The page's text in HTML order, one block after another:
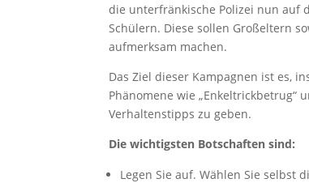
die unterfränkische Polizei nun auf
Schülern. Diese sollen Großeltern
aufmerksam machen.
Das Ziel dieser Kampagnen ist es,
Phänomene wie „Enkeltrickbetrug“
Verhaltenstipps zu geben.
Die wichtigsten Botschaften sind:
Legen Sie auf. Wählen Sie selbst